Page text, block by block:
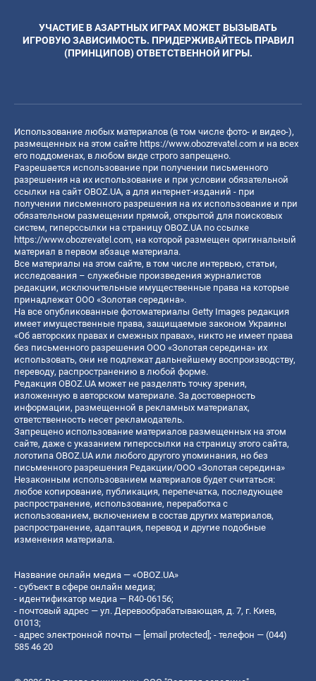
УЧАСТИЕ В АЗАРТНЫХ ИГРАХ МОЖЕТ ВЫЗЫВАТЬ
ИГРОВУЮ ЗАВИСИМОСТЬ. ПРИДЕРЖИВАЙТЕСЬ ПРАВИЛ
(ПРИНЦИПОВ) ОТВЕТСТВЕННОЙ ИГРЫ.
Использование любых материалов (в том числе фото- и видео-),
размещенных на этом сайте https://www.obozrevatel.com и на всех
его поддоменах, в любом виде строго запрещено.
Разрешается использование при получении письменного
разрешения на их использование и при условии обязательной
ссылки на сайт OBOZ.UA, а для интернет-изданий - при
получении письменного разрешения на их использование и при
обязательном размещении прямой, открытой для поисковых
систем, гиперссылки на страницу OBOZ.UA по ссылке
https://www.obozrevatel.com, на которой размещен оригинальный
материал в первом абзаце материала.
Все материалы на этом сайте, в том числе интервью, статьи,
исследования – служебные произведения журналистов
редакции, исключительные имущественные права на которые
принадлежат ООО «Золотая середина».
На все опубликованные фотоматериалы Getty Images редакция
имеет имущественные права, защищаемые законом Украины
«Об авторских правах и смежных правах», никто не имеет права
без письменного разрешения ООО «Золотая середина» их
использовать, они не подлежат дальнейшему воспроизводству,
переводу, распространению в любой форме.
Редакция OBOZ.UA может не разделять точку зрения,
изложенную в авторском материале. За достоверность
информации, размещенной в рекламных материалах,
ответственность несет рекламодатель.
Запрещено использование материалов размещенных на этом
сайте, даже с указанием гиперссылки на страницу этого сайта,
логотипа OBOZ.UA или любого другого упоминания, но без
письменного разрешения Редакции/ООО «Золотая середина»
Незаконным использованием материалов будет считаться:
любое копирование, публикация, перепечатка, последующее
распространение, использование, переработка с
использованием, включением в состав других материалов,
распространение, адаптация, перевод и другие подобные
изменения материала.
Название онлайн медиа — «OBOZ.UA»
- субъект в сфере онлайн медиа;
- идентификатор медиа — R40-06156;
- почтовый адрес — ул. Деревообрабатывающая, д. 7, г. Киев,
01013;
- адрес электронной почты — [email protected]; - телефон — (044)
585 46 20